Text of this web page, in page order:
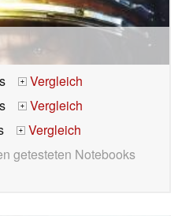
+
Vergleich
+
Vergleich
+
Vergleich
getesteten Notebooks